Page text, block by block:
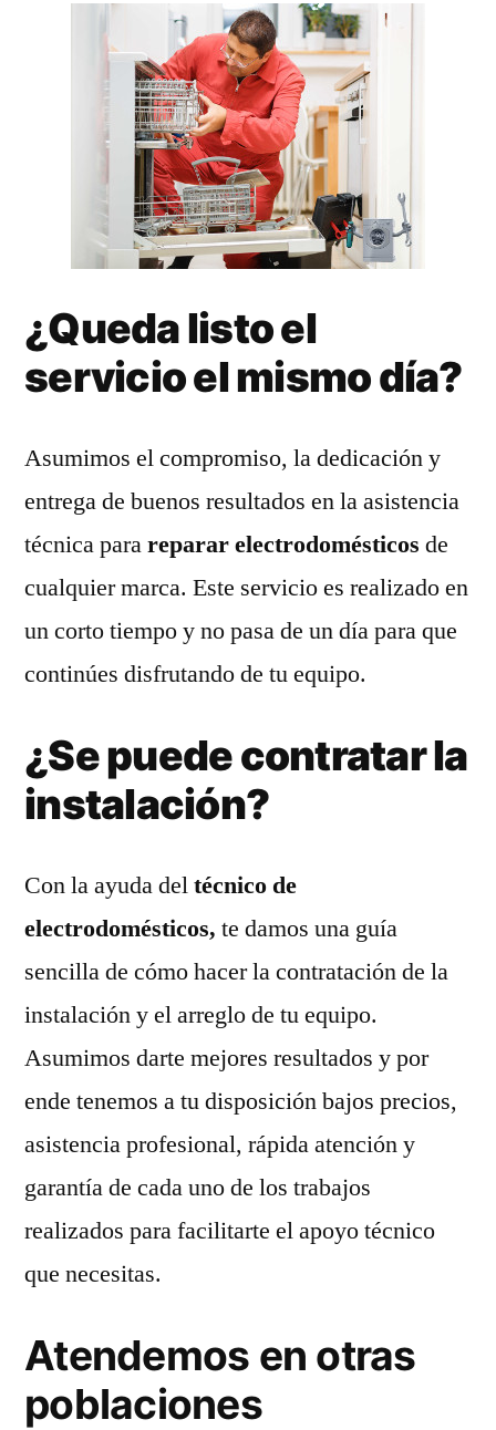
¿Queda listo el
servicio el mismo día?
Asumimos el compromiso, la dedicación y
entrega de buenos resultados en la asistencia
técnica parareparar electrodomésticos de
cualquier marca. Este servicio es realizado en
un corto tiempo y no pasa de un día para que
continúes disfrutando de tu equipo.
¿Se puede contratar la
instalación?
Con la ayuda deltécnico de
electrodomésticos, te damos una guía
sencilla de cómo hacer la contratación de la
instalación y el arreglo de tu equipo.
Asumimos darte mejores resultados y por
ende tenemos a tu disposición bajos precios,
asistencia profesional, rápida atención y
garantía de cada uno de los trabajos
realizados para facilitarte el apoyo técnico
que necesitas.
Atendemos en otras
poblaciones